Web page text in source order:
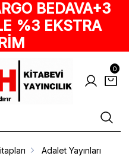
BEDAVA+3
%3 EKSTRA
0
Adalet Yayınları